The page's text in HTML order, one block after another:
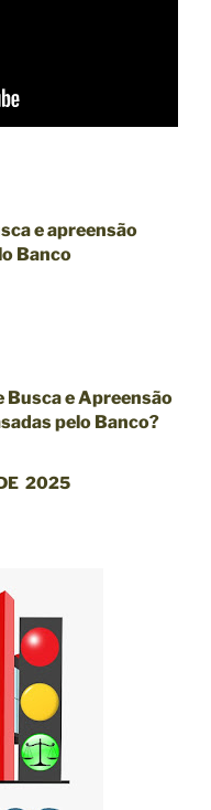
e apreensão
Banco
Busca e Apreensão
pelo Banco?
2025